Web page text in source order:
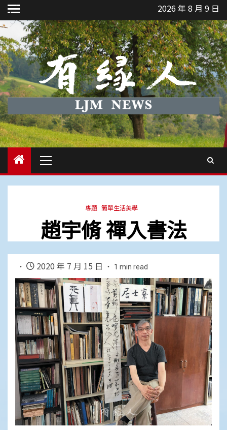
Skip
to
content
2026 年 8 月 9 日
Menu
專題 簡單生活美學
趙宇脩 禪入書法
2020 年 7 月 15 日 1 min read